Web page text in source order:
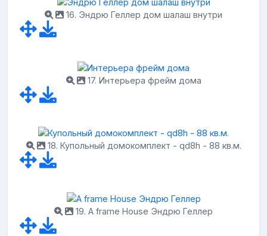
16. Эндрю Геллер дом шалаш внутри
17. Интерьера фрейм дома
18. Купольный домокомплект - qd8h - 88 кв.м.
19. A frame House Эндрю Геллер